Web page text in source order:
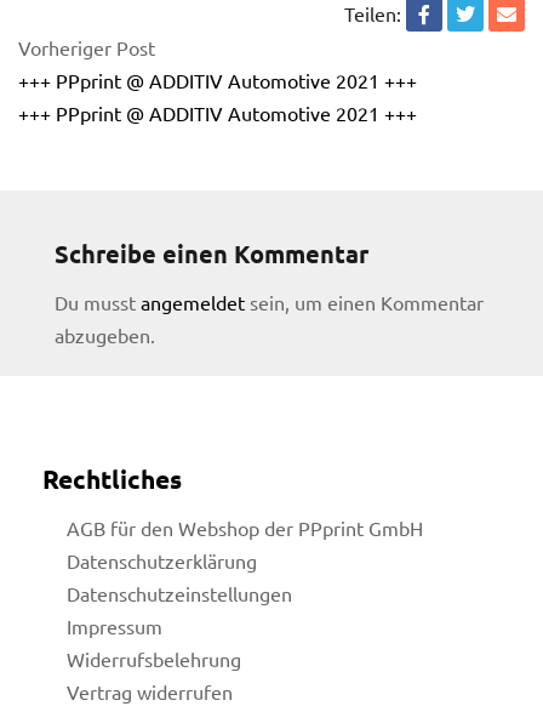
Teilen:
Vorheriger Post
+++ PPprint @ ADDITIV Automotive 2021 +++
+++ PPprint @ ADDITIV Automotive 2021 +++
Schreibe einen Kommentar
Du musst angemeldet sein, um einen Kommentar
abzugeben.
Rechtliches
AGB für den Webshop der PPprint GmbH
Datenschutzerklärung
Datenschutzeinstellungen
Impressum
Widerrufsbelehrung
Vertrag widerrufen